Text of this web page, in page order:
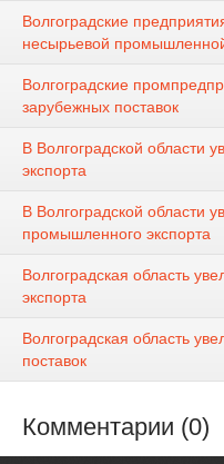
Волгоградские
несырьевой
Волгоградские
зарубежных поставок
В Волгоградской области
экспорта
В Волгоградской области
промышленного экспорта
Волгоградская область
экспорта
Волгоградская область
поставок
Комментарии (0)